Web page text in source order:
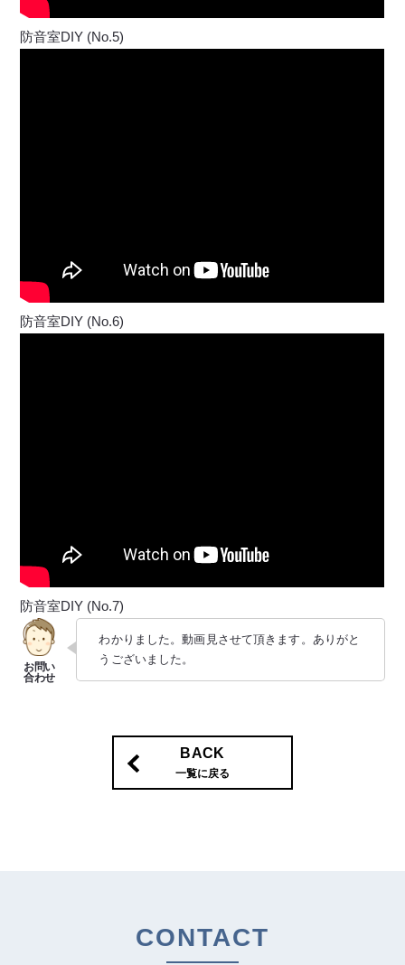
防音室DIY (No.5)
防音室DIY (No.6)
防音室DIY (No.7)
わかりました。動画見させて頂きます。ありがと
うございました。
BACK
一覧に戻る
CONTACT